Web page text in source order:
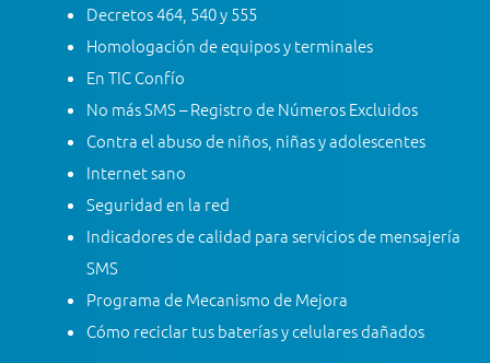
Decretos 464, 540 y 555
Homologación de equipos y terminales
En TIC Confío
No más SMS – Registro de Números Excluidos
Contra el abuso de niños, niñas y adolescentes
Internet sano
Seguridad en la red
Indicadores de calidad para servicios de mensajería
SMS
Programa de Mecanismo de Mejora
Cómo reciclar tus baterías y celulares dañados